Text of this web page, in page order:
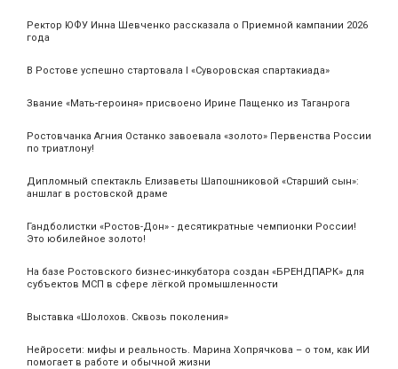
Ректор ЮФУ Инна Шевченко рассказала о Приемной кампании 2026
года
В Ростове успешно стартовала I «Суворовская спартакиада»
Звание «Мать‑героиня» присвоено Ирине Пащенко из Таганрога
Ростовчанка Агния Останко завоевала «золото» Первенства России
по триатлону!
Дипломный спектакль Елизаветы Шапошниковой «Старший сын»:
аншлаг в ростовской драме
Гандболистки «Ростов-Дон» - десятикратные чемпионки России!
Это юбилейное золото!
На базе Ростовского бизнес-инкубатора создан «БРЕНДПАРК» для
субъектов МСП в сфере лёгкой промышленности
Выставка «Шолохов. Сквозь поколения»
Нейросети: мифы и реальность. Марина Хопрячкова – о том, как ИИ
помогает в работе и обычной жизни